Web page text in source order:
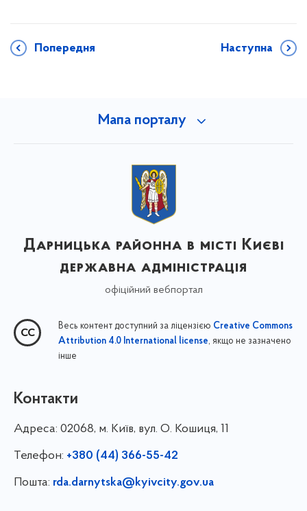
Попередня Наступна
Мапа порталу
Дарницька районна в місті Києві
державна адміністрація
офіційний вебпортал
Весь контент доступний за ліцензією Creative Commons
Attribution 4.0 International license, якщо не зазначено
інше
Контакти
Адреса: 02068, м. Київ, вул. О. Кошиця, 11
Телефон: +380 (44) 366-55-42
Пошта: rda.darnytska@kyivcity.gov.ua